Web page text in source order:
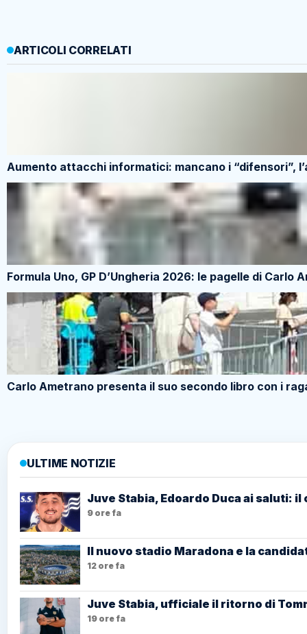
ARTICOLI CORRELATI
Aumento attacchi informatici: mancano i “difensori”,
Formula Uno, GP D’Ungheria 2026: le pagelle di Carlo
Carlo Ametrano presenta il suo secondo libro con i
ULTIME NOTIZIE
Juve Stabia, Edoardo Duca ai saluti:
9 ore fa
Il nuovo stadio Maradona e la
12 ore fa
Juve Stabia, ufficiale il ritorno di
19 ore fa